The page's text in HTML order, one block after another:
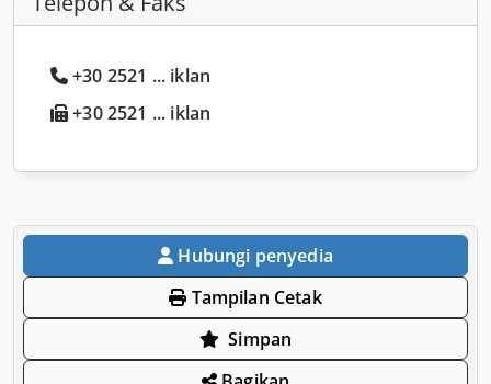
+30 2521 ... iklan
+30 2521 ... iklan
Hubungi penyedia
Tampilan Cetak
Simpan